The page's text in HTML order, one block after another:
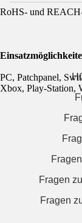
RoHS- und
PC, Patchpanel,
Xbox, Play-Station,
Fragen
Fragen